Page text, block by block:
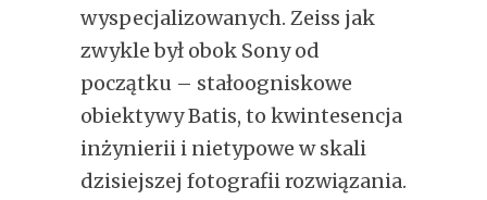
wyspecjalizowanych. Zeiss jak
zwykle był obok Sony od
początku – stałoogniskowe
obiektywy Batis, to kwintesencja
inżynierii i nietypowe w skali
dzisiejszej fotografii rozwiązania.